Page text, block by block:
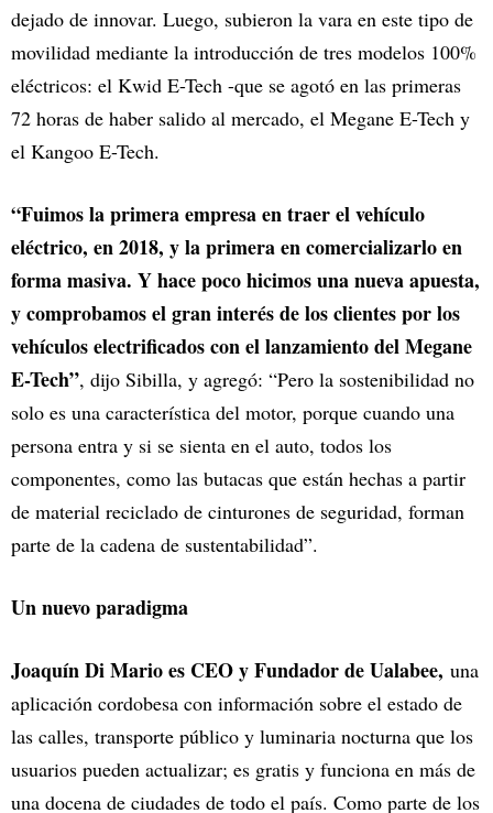
dejado de innovar. Luego, subieron la vara en este tipo de
movilidad mediante la introducción de tres modelos 100%
eléctricos: el Kwid E-Tech -que se agotó en las primeras
72 horas de haber salido al mercado, el Megane E-Tech y
el Kangoo E-Tech.
“Fuimos la primera empresa en traer el vehículo
eléctrico, en 2018, y la primera en comercializarlo en
forma masiva. Y hace poco hicimos una nueva apuesta,
y comprobamos el gran interés de los clientes por los
vehículos electrificados con el lanzamiento del Megane
E-Tech”, dijo Sibilla, y agregó: “Pero la sostenibilidad no
solo es una característica del motor, porque cuando una
persona entra y si se sienta en el auto, todos los
componentes, como las butacas que están hechas a partir
de material reciclado de cinturones de seguridad, forman
parte de la cadena de sustentabilidad”.
Un nuevo paradigma
Joaquín Di Mario es CEO y Fundador de Ualabee, una
aplicación cordobesa con información sobre el estado de
las calles, transporte público y luminaria nocturna que los
usuarios pueden actualizar; es gratis y funciona en más de
una docena de ciudades de todo el país. Como parte de los